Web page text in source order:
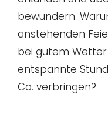
bewundern.
anstehenden
bei gutem
entspannte
Co. verbringen?